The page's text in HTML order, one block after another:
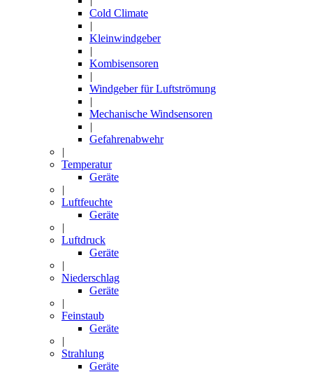
Cold Climate
|
Kleinwindgeber
|
Kombisensoren
|
Windgeber für Luftströmung
|
Mechanische Windsensoren
|
Gefahrenabwehr
|
Temperatur
Geräte
|
Luftfeuchte
Geräte
|
Luftdruck
Geräte
|
Niederschlag
Geräte
|
Feinstaub
Geräte
|
Strahlung
Geräte